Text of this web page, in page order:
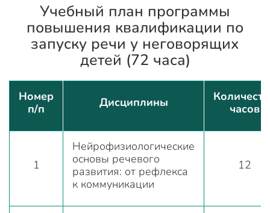
Учебный план программы
повышения квалификации по
запуску речи у неговорящих
детей (72 часа)
Номер
п/п
Дисциплины
часов
1
Нейрофизиологические
основы речевого
развития: от рефлекса
к коммуникации
12